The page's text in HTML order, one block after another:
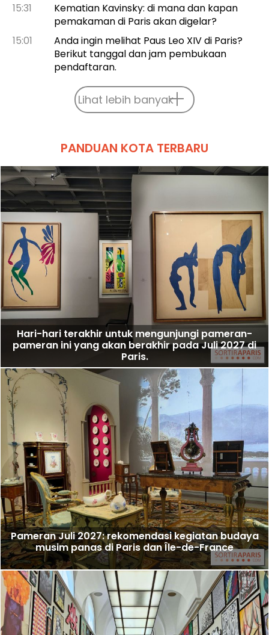
15:31
Kematian Kavinsky: di mana dan kapan
pemakaman di Paris akan digelar?
15:01
Anda ingin melihat Paus Leo XIV di Paris?
Berikut tanggal dan jam pembukaan
pendaftaran.
Lihat lebih banyak
PANDUAN KOTA TERBARU
Hari-hari terakhir untuk mengunjungi pameran-
pameran ini yang akan berakhir pada Juli 2027 di
Paris.
Pameran Juli 2027: rekomendasi kegiatan budaya
musim panas di Paris dan Île-de-France